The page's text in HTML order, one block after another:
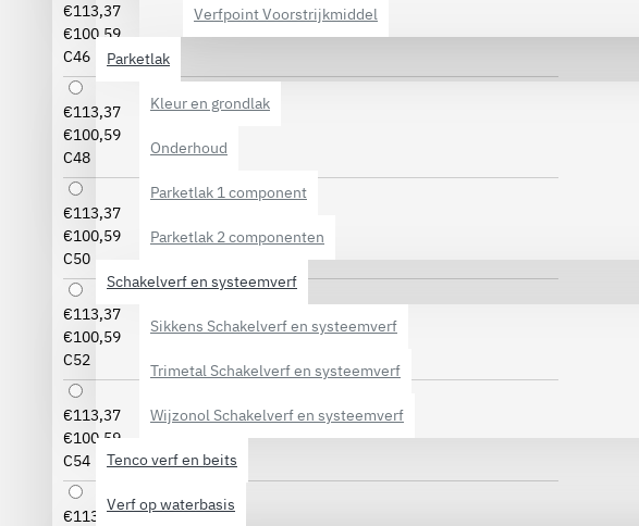
Verfpoint Voorstrijkmiddel
Parketlak
Kleur en grondlak
Onderhoud
Parketlak 1 component
Parketlak 2 componenten
Schakelverf en systeemverf
Sikkens Schakelverf en systeemverf
Trimetal Schakelverf en systeemverf
Wijzonol Schakelverf en systeemverf
Tenco verf en beits
Verf op waterbasis
€113,37
€100,59
C46
€113,37
€100,59
C48
€113,37
€100,59
C50
€113,37
€100,59
C52
€113,37
€100,59
C54
€113,37